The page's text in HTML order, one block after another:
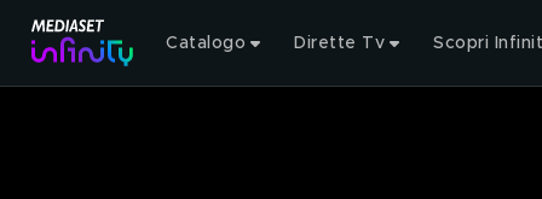
Catalogo Dirette Tv Scopri